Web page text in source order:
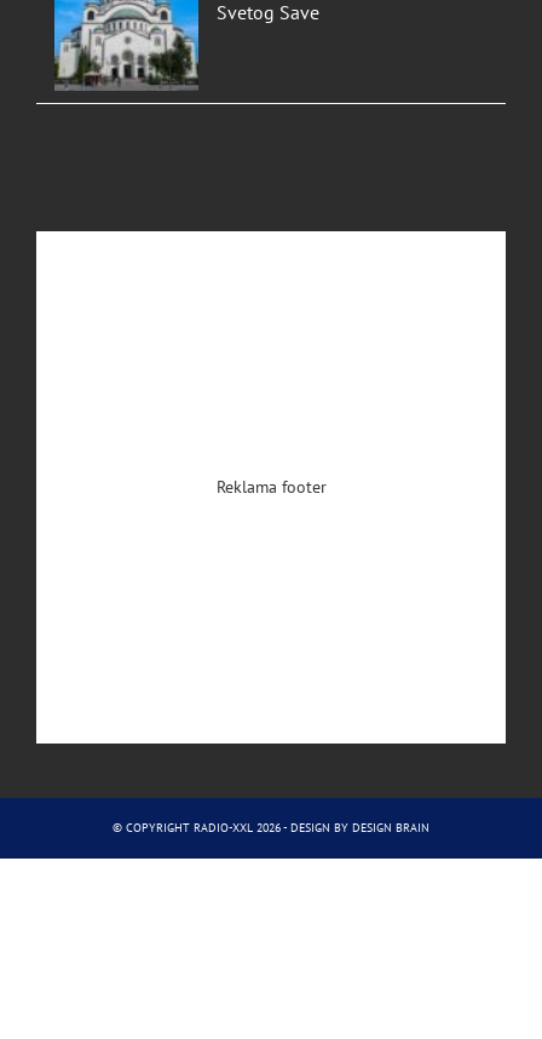
Svetog Save
Reklama footer
© COPYRIGHT RADIO-XXL 2026 - DESIGN BY DESIGN BRAIN